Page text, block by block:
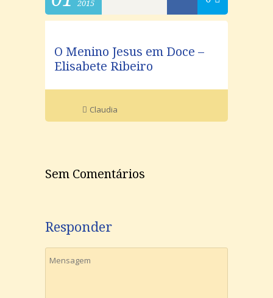
2015
O Menino Jesus em Doce –
Elisabete Ribeiro
Claudia
Sem Comentários
Responder